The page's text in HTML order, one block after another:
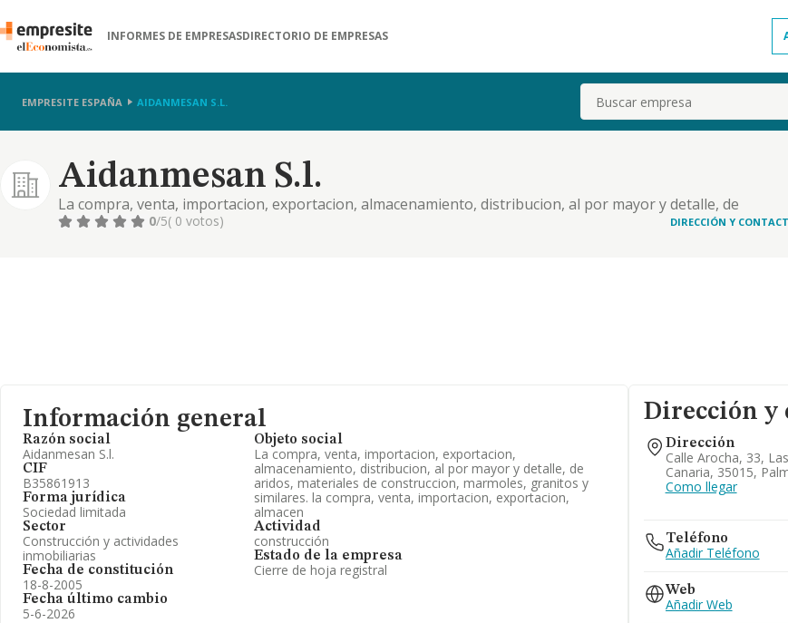
INFORMES DE EMPRESASDIRECTORIO DE EMPRESAS
EMPRESITE ESPAÑA AIDANMESAN S.L. Buscar
Aidanmesan S.l.
La compra, venta, importacion, exportacion, almacenamiento, distribucion, al por mayor y detalle, de
aridos, materiales de construccion, marmoles, granitos y similares. la compra, venta, importacion,
0/5( 0 votos) DIRECCIÓN Y
Información general
Razón social
Aidanmesan S.l.
CIF
B35861913
Forma jurídica
Sociedad limitada
Sector
Construcción y actividades
inmobiliarias
Fecha de constitución
18-8-2005
Fecha último cambio
5-6-2026
Objeto social
La compra, venta, importacion, exportacion,
almacenamiento, distribucion, al por mayor y detalle, de
aridos, materiales de construccion, marmoles, granitos y
similares. la compra, venta, importacion, exportacion,
almacen
Actividad
construcción
Estado de la empresa
Cierre de hoja registral
Dirección y
Dirección
Calle Arocha, 33,
Canaria, 35015,
Como llegar
Teléfono
Añadir Teléfono
Web
Añadir Web